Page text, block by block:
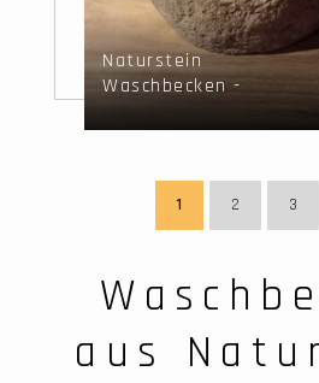
Naturstein
Waschbecken -
50x42x15cm - FL22299
1 2 3
aus